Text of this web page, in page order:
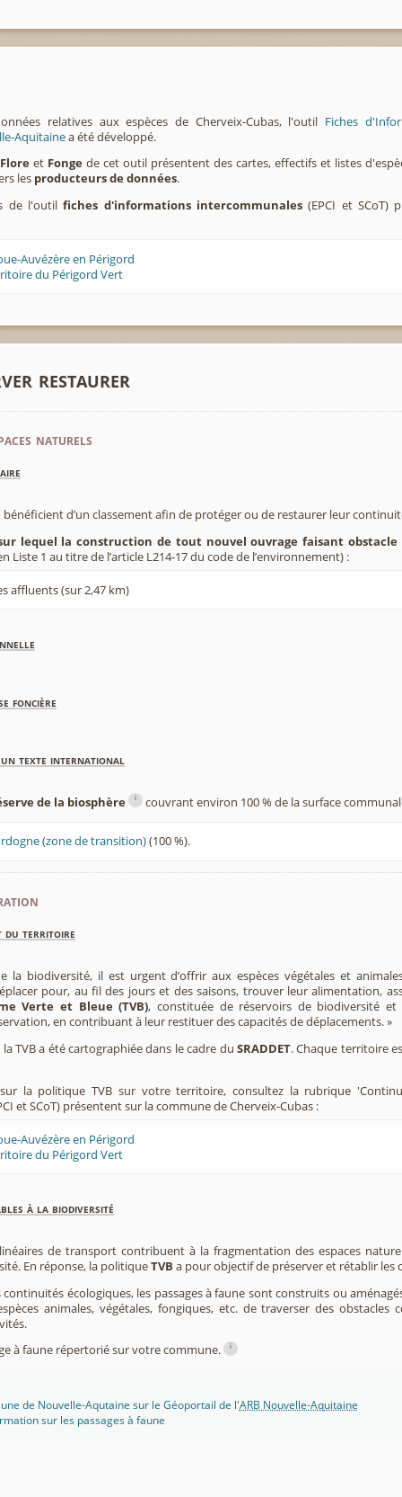
relatives aux espèces de Cherveix-Cubas, l'outil Fiches
Aquitainea été développé.
Flore et Fonge de cet outil présentent des cartes, effectifs et listes
les producteurs de données.
de l'outilfiches d'informations intercommunales(EPCI et SCoT)
Auvézère en Périgord
du Périgord Vert
restaurer
naturels
bénéficient d’un classement afin de protéger ou de restaurer leur
lequel la construction de tout nouvel ouvrage faisant
Liste 1 au titre de l’article L214-17 du code de l’environnement) :
affluents (sur 2,47 km)
foncière
texte international
de la biosphère i couvrant environ 100 % de la surface
(zone de transition)(100 %).
du territoire
la biodiversité, il est urgent d’offrir aux espèces végétales et
pour, au fil des jours et des saisons, trouver leur alimentation,
Verte et Bleue (TVB), constituée de réservoirs de biodiversité
en contribuant à leur restituer des capacités de déplacements. »
TVB a été cartographiée dans le cadre du SRADDET. Chaque territoire
la politique TVB sur votre territoire, consultez la rubrique
et SCoT) présentent sur la commune de Cherveix-Cubas :
Auvézère en Périgord
du Périgord Vert
à la biodiversité
de transport contribuent à la fragmentation des espaces
En réponse, la politiqueTVB a pour objectif de préserver et rétablir les
écologiques, les passages à faune sont construits ou
animales, végétales, fongiques, etc. de traverser des
à faune répertorié sur votre commune.
i
de Nouvelle-Aqutaine sur le Géoportail de l'ARB Nouvelle-Aquitaine
sur les passages à faune